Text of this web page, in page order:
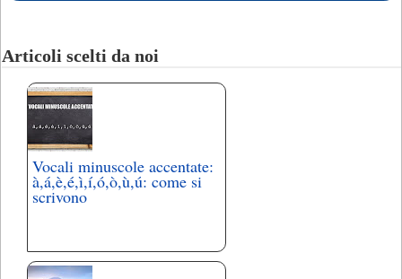
Articoli scelti da noi
Vocali minuscole accentate:
à,á,è,é,ì,í,ó,ò,ù,ú: come si
scrivono